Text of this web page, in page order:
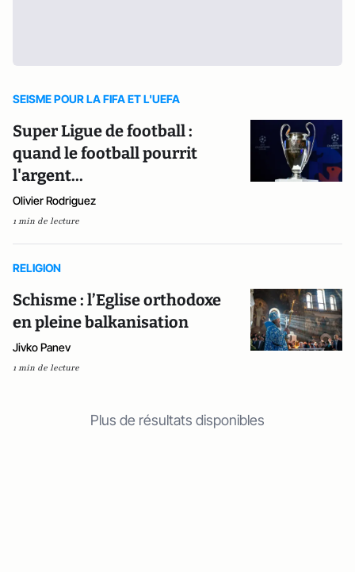
SEISME POUR LA FIFA ET L'UEFA
Super Ligue de football :
quand le football pourrit
l'argent...
Olivier Rodriguez
1 min de lecture
RELIGION
Schisme : l’Eglise orthodoxe
en pleine balkanisation
Jivko Panev
1 min de lecture
Plus de résultats disponibles